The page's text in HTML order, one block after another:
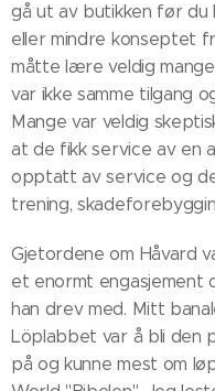
gå ut av butikken før
eller mindre konseptet
måtte lære veldig
var ikke samme tilgang
Mange var veldig
at de fikk service av en
opptatt av service og
trening,
Gjetordene om Håvard
et enormt
han drev med. Mitt
Löplabbet var å bli den
på og kunne mest om